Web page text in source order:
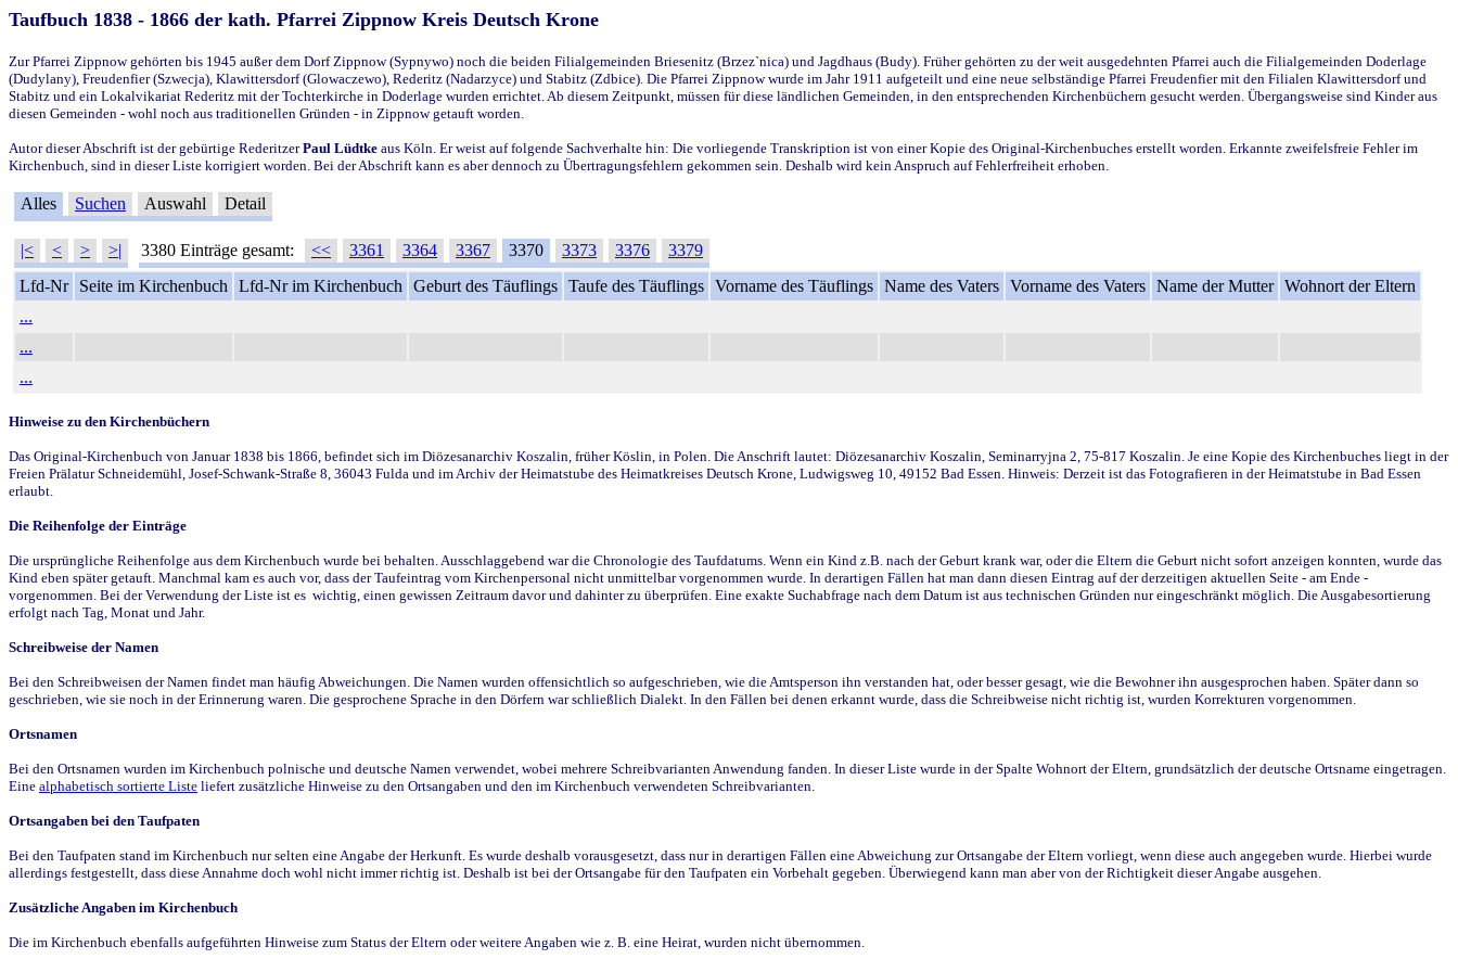
Taufbuch 1838 - 1866 der kath. Pfarrei Zippnow Kreis Deutsch Krone
Zur Pfarrei Zippnow gehörten bis 1945 außer dem Dorf Zippnow (Sypnywo) noch die beiden Filialgemeinden Briesenitz (Brzez`nica) und Jagdhaus (Budy). Früher gehörten zu der weit ausgedehnten Pfarrei auch die Filialgemeinden Doderlage
(Dudylany), Freudenfier (Szwecja), Klawittersdorf (Glowaczewo), Rederitz (Nadarzyce) und Stabitz (Zdbice). Die Pfarrei Zippnow wurde im Jahr 1911 aufgeteilt und eine neue selbständige Pfarrei Freudenfier mit den Filialen Klawittersdorf und
Stabitz und ein Lokalvikariat Rederitz mit der Tochterkirche in Doderlage wurden errichtet. Ab diesem Zeitpunkt, müssen für diese ländlichen Gemeinden, in den entsprechenden Kirchenbüchern gesucht werden. Übergangsweise sind Kinder aus
diesen Gemeinden - wohl noch aus traditionellen Gründen - in Zippnow getauft worden.
Autor dieser Abschrift ist der gebürtige RederitzerPaul Lüdtke aus Köln. Er weist auf folgende Sachverhalte hin: Die vorliegende Transkription ist von einer Kopie des Original-Kirchenbuches erstellt worden. Erkannte zweifelsfreie Fehler im
Kirchenbuch, sind in dieser Liste korrigiert worden. Bei der Abschrift kann es aber dennoch zu Übertragungsfehlern gekommen sein. Deshalb wird kein Anspruch auf Fehlerfreiheit erhoben.
Alles Suchen Auswahl Detail
|< < > >| 3380 Einträge gesamt: << 3361 3364 3367 3370 3373 3376
3379
Lfd-Nr
Seite im Kirchenbuch Lfd-Nr im Kirchenbuch Geburt des Täuflings Taufe des Täuflings Vorname des Täuflings Name des Vaters Vorname des Vaters Name der Mutter Wohnort der Eltern
...
...
...
Hinweise zu den Kirchenbüchern
Das Original-Kirchenbuch von Januar 1838 bis 1866, befindet sich im Diözesanarchiv Koszalin, früher Köslin, in Polen. Die Anschrift lautet: Diözesanarchiv Koszalin, Seminarryjna 2, 75-817 Koszalin. Je eine Kopie des Kirchenbuches liegt in der
Freien Prälatur Schneidemühl, Josef-Schwank-Straße 8, 36043 Fulda und im Archiv der Heimatstube des Heimatkreises Deutsch Krone, Ludwigsweg 10, 49152 Bad Essen. Hinweis: Derzeit ist das Fotografieren in der Heimatstube in Bad Essen
erlaubt.
Die Reihenfolge der Einträge
Die ursprüngliche Reihenfolge aus dem Kirchenbuch wurde bei behalten. Ausschlaggebend war die Chronologie des Taufdatums. Wenn ein Kind z.B. nach der Geburt krank war, oder die Eltern die Geburt nicht sofort anzeigen konnten, wurde das
Kind eben später getauft. Manchmal kam es auch vor, dass der Taufeintrag vom Kirchenpersonal nicht unmittelbar vorgenommen wurde. In derartigen Fällen hat man dann diesen Eintrag auf der derzeitigen aktuellen Seite - am Ende -
vorgenommen. Bei der Verwendung der Liste ist es wichtig, einen gewissen Zeitraum davor und dahinter zu überprüfen. Eine exakte Suchabfrage nach dem Datum ist aus technischen Gründen nur eingeschränkt möglich. Die Ausgabesortierung
erfolgt nach Tag, Monat und Jahr.
Schreibweise der Namen
Bei den Schreibweisen der Namen findet man häufig Abweichungen. Die Namen wurden offensichtlich so aufgeschrieben, wie die Amtsperson ihn verstanden hat, oder besser gesagt, wie die Bewohner ihn ausgesprochen haben. Später dann so
geschrieben, wie sie noch in der Erinnerung waren. Die gesprochene Sprache in den Dörfern war schließlich Dialekt. In den Fällen bei denen erkannt wurde, dass die Schreibweise nicht richtig ist, wurden Korrekturen vorgenommen.
Ortsnamen
Bei den Ortsnamen wurden im Kirchenbuch polnische und deutsche Namen verwendet, wobei mehrere Schreibvarianten Anwendung fanden. In dieser Liste wurde in der Spalte Wohnort der Eltern, grundsätzlich der deutsche Ortsname eingetragen.
Eine alphabetisch sortierte Liste liefert zusätzliche Hinweise zu den Ortsangaben und den im Kirchenbuch verwendeten Schreibvarianten.
Ortsangaben bei den Taufpaten
Bei den Taufpaten stand im Kirchenbuch nur selten eine Angabe der Herkunft. Es wurde deshalb vorausgesetzt, dass nur in derartigen Fällen eine Abweichung zur Ortsangabe der Eltern vorliegt, wenn diese auch angegeben wurde. Hierbei wurde
allerdings festgestellt, dass diese Annahme doch wohl nicht immer richtig ist. Deshalb ist bei der Ortsangabe für den Taufpaten ein Vorbehalt gegeben. Überwiegend kann man aber von der Richtigkeit dieser Angabe ausgehen.
Zusätzliche Angaben im Kirchenbuch
Die im Kirchenbuch ebenfalls aufgeführten Hinweise zum Status der Eltern oder weitere Angaben wie z. B. eine Heirat, wurden nicht übernommen.